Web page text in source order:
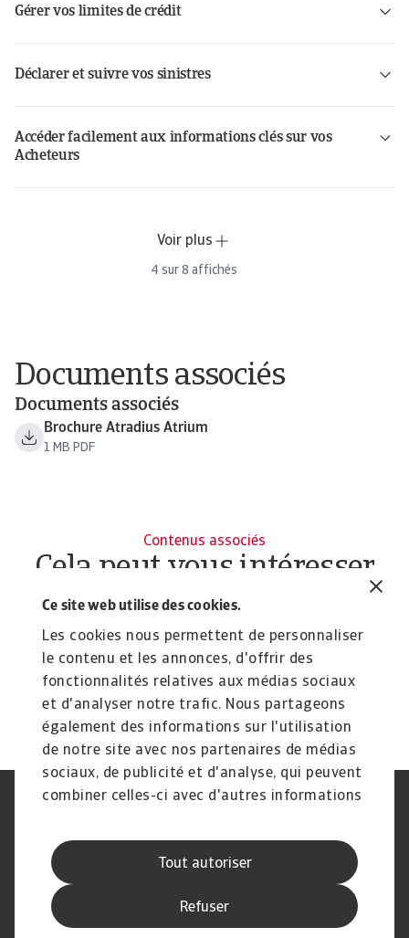
Ce site web utilise des cookies.
Les cookies nous permettent de personnaliser
le contenu et les annonces, d'offrir des
fonctionnalités relatives aux médias sociaux
et d'analyser notre trafic. Nous partageons
également des informations sur l'utilisation
de notre site avec nos partenaires de médias
sociaux, de publicité et d'analyse, qui peuvent
combiner celles-ci avec d'autres informations
collectées lors de votre utilisation de leurs
services.
Tout autoriser
Refuser
Gérer vos limites de crédit
Déclarer et suivre vos sinistres
Accéder facilement aux informations clés sur vos
Acheteurs
Voir plus
4 sur 8 affichés
Documents associés
Documents associés
Brochure Atradius Atrium
1 MB PDF
Contenus associés
Cela peut vous intéresser
Atrium Insights
avec des tableaux de bord personnalisables ...
Page d'Accueil
Sécurité
Information aux fournisseurs
Notre charte Qualité de Service
Disclaimer